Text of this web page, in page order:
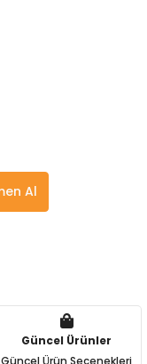
Al
Güncel Ürünler
Güncel Ürün Seçenekleri